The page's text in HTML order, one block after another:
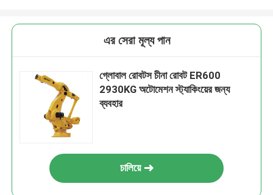
এর সেরা মূল্য পান
গ্লোবাল রোবটস চীনা রোবট ER600
2930KG অটোমেশন স্ট্যাকিংয়ের জন্য
ব্যবহার
চালিয়ে